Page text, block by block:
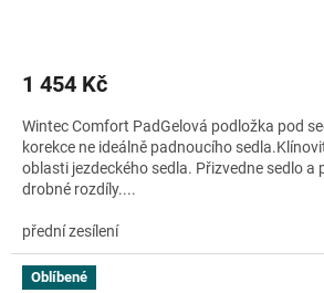
1 454 Kč
Wintec Comfort PadGelová podložka pod
korekce ne ideálně padnoucího
oblasti jezdeckého sedla. Přizvedne sedlo
drobné rozdíly....
přední zesílení
Oblíbené